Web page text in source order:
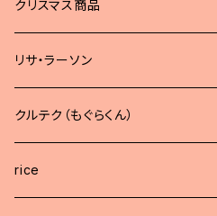
どうぶつブローチ
クリスマス商品
リサ・ラーソン
クルテク（もぐらくん）
rice